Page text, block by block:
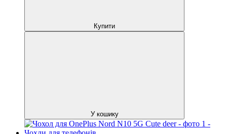
Купити
У кошику